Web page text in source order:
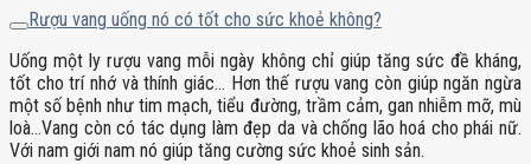
Rượu vang uống nó có tốt cho sức khoẻ không?
Uống một ly rượu vang mỗi ngày không chỉ giúp tăng sức đề kháng,
tốt cho trí nhớ và thính giác… Hơn thế rượu vang còn giúp ngăn ngừa
một số bệnh như tim mạch, tiểu đường, trầm cảm, gan nhiễm mỡ, mù
loà…Vang còn có tác dụng làm đẹp da và chống lão hoá cho phái nữ.
Với nam giới nam nó giúp tăng cường sức khoẻ sinh sản.